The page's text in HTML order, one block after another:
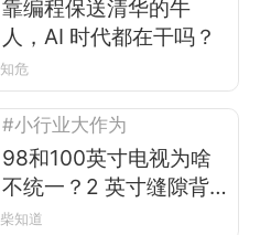
靠编程保送清华的牛
人，AI 时代都在干吗？
知危
#小行业大作为
98和100英寸电视为啥
不统一？2 英寸缝隙背
后的行业故事
柴知道